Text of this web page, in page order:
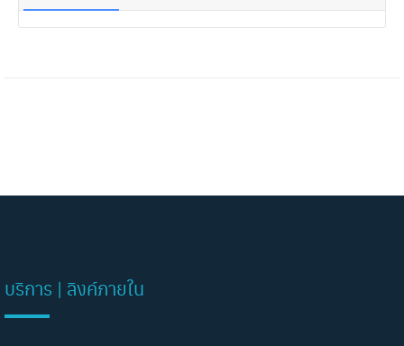
บริการ | ลิงค์ภายใน